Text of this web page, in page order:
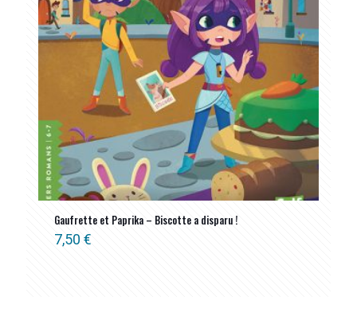
Gaufrette et Paprika – Biscotte a disparu !
7,50 €